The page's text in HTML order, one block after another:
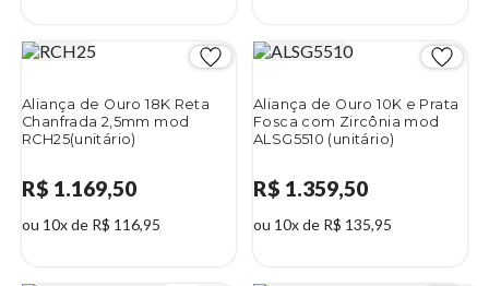
Aliança de Ouro 18K Reta
Chanfrada 2,5mm mod
RCH25(unitário)
R$ 1.169,50
ou 10x de R$ 116,95
Aliança de Ouro 10K e Prata
Fosca com Zircônia mod
ALSG5510 (unitário)
R$ 1.359,50
ou 10x de R$ 135,95